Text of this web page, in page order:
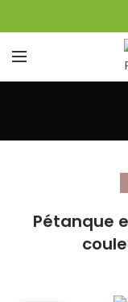
Pétanque